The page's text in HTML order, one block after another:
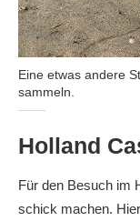
Eine etwas andere
sammeln.
Holland
Für den Besuch im
schick machen.